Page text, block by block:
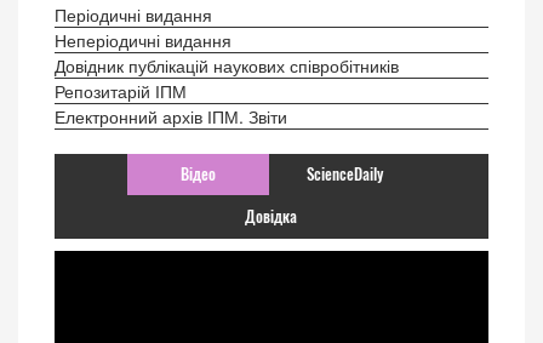
Періодичні видання
Неперіодичні видання
Довідник публікацій наукових співробітників
Репозитарій ІПМ
Електронний архів ІПМ. Звіти
Відео ScienceDaily
Довідка